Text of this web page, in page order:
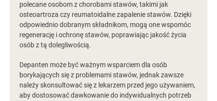
polecane osobom z chorobami stawów, takimi jak
osteoartroza czy reumatoidalne zapalenie stawów. Dzięki
odpowiednio dobranym składnikom, mogą one wspomóc
regenerację i ochronę stawów, poprawiając jakość życia
osób z tą dolegliwością.
Depanten może być ważnym wsparciem dla osób
borykających się z problemami stawów, jednak zawsze
należy skonsultować się z lekarzem przed jego używaniem,
aby dostosować dawkowanie do indywidualnych potrzeb